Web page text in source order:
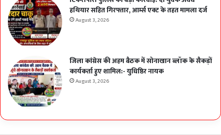
हथियार सहित गिरफ्तार, आर्म्स एक्ट के तहत मामला दर्ज
August 3, 2026
जिला कांग्रेस की अहम बैठक में सोनाखान ब्लॉक के सैकड़ों
कार्यकर्ता हुए शामिल:- युधिष्ठिर नायक
August 3, 2026